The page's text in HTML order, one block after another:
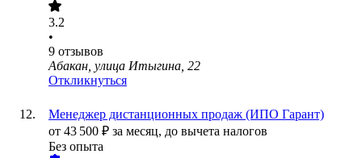
3.2
•
9 отзывов
Абакан, улица Итыгина, 22
Откликнуться
Менеджер дистанционных продаж (ИПО Гарант)
от 43 500 ₽ за месяц, до вычета налогов
Без опыта